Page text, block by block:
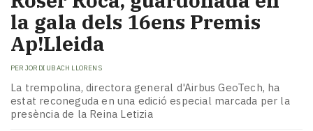
la gala dels 16ens Premis
Ap!Lleida
PER JORDI UBACH LLORENS
La trempolina, directora general d'Airbus GeoTech, ha
estat reconeguda en una edició especial marcada per la
presència de la Reina Letizia